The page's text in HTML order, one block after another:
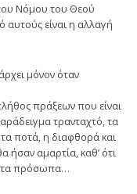
Νόμου του Θεού
αυτούς είναι η αλλαγή
μόνον όταν
πράξεων που είναι
τρανταχτό, τα
ποτά, η διαφθορά και
ήσαν αμαρτία, καθ’ ότι
πρόσωπα…